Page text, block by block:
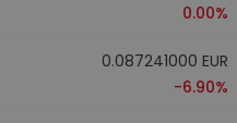
0.00%
0.087241000 EUR
-6.90%